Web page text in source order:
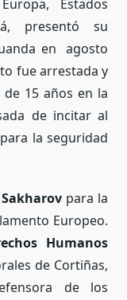
Estados
presentó su
en agosto
fue arrestada y
15 años en la
de incitar al
la seguridad
para la
Europeo.
Humanos
de Cortiñas,
de los